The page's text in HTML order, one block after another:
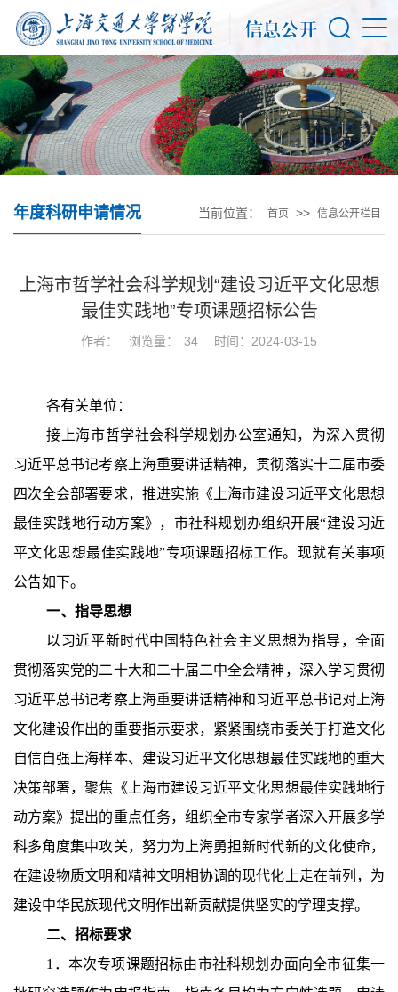
年度科研申请情况 当前位置： 首页 >> 信息公开栏目
上海市哲学社会科学规划“建设习近平文化思想
最佳实践地”专项课题招标公告
作者： 浏览量： 34 时间：2024-03-15
各有关单位：
接上海市哲学社会科学规划办公室通知，为深入贯彻
习近平总书记考察上海重要讲话精神，贯彻落实十二届市委
四次全会部署要求，推进实施《上海市建设习近平文化思想
最佳实践地行动方案》，市社科规划办组织开展“建设习近
平文化思想最佳实践地”专项课题招标工作。现就有关事项
公告如下。
一、指导思想
以习近平新时代中国特色社会主义思想为指导，全面
贯彻落实党的二十大和二十届二中全会精神，深入学习贯彻
习近平总书记考察上海重要讲话精神和习近平总书记对上海
文化建设作出的重要指示要求，紧紧围绕市委关于打造文化
自信自强上海样本、建设习近平文化思想最佳实践地的重大
决策部署，聚焦《上海市建设习近平文化思想最佳实践地行
动方案》提出的重点任务，组织全市专家学者深入开展多学
科多角度集中攻关，努力为上海勇担新时代新的文化使命，
在建设物质文明和精神文明相协调的现代化上走在前列，为
建设中华民族现代文明作出新贡献提供坚实的学理支撑。
二、招标要求
1．本次专项课题招标由市社科规划办面向全市征集一